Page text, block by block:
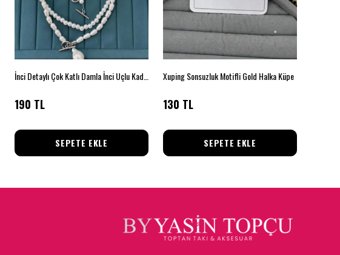
190 TL
SEPETE EKLE
Xuping Sonsuzluk Motifli Gold Halka Küpe
130 TL
SEPETE EKLE